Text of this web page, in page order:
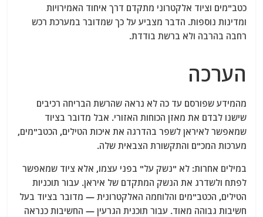
כטב"מים וציוד אלקטרוני מתקדם דרך איחוד האמירויות
ומדינות נוספות. הדבר מצביע על כך שמדובר במערכת רכש
רחבה בהרבה ולא ברשת בודדת.
הערכה
מהמידע שפורסם עד כה לא נראה שהרשת הבריחה רכיבים
שישנו לבדם את מאזן הכוחות האזורי. אבל מדובר בציוד
שמאפשר לאיראן לשפר בהדרגה את איכות הטילים, הכטב"מים,
מערכות המכ"ם והתקשורת הצבאית שלה.
במילים אחרות: לא "נשק על" בפני עצמו, אלא ציוד שמאפשר
לפתח ולשדרג את הנשק המתקדם של איראן. עבור תוכניות
הטילים, הכטב"מים והלוחמה האלקטרונית — מדובר בציוד בעל
חשיבות גבוהה מאוד. עבור תוכנית הגרעין — החשיבות כנראה